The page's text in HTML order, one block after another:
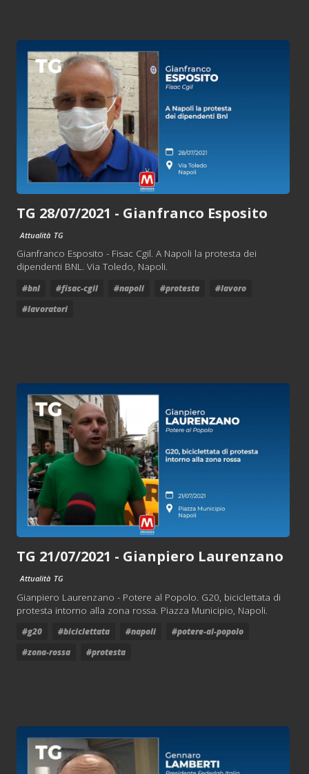
TG 28/07/2021 - Gianfranco Esposito
Attualità TG
Gianfranco Esposito - Fisac Cgil. A Napoli la protesta dei
dipendenti BNL. Via Toledo, Napoli.
#bnl #fisac-cgil #napoli #protesta
#lavoro
#lavoratori
TG 21/07/2021 - Gianpiero Laurenzano
Attualità TG
Gianpiero Laurenzano - Potere al Popolo. G20, biciclettata di
protesta intorno alla zona rossa. Piazza Municipio, Napoli.
#g20 #biciclettata #napoli
#potere-al-popolo
#zona-rossa
#protesta